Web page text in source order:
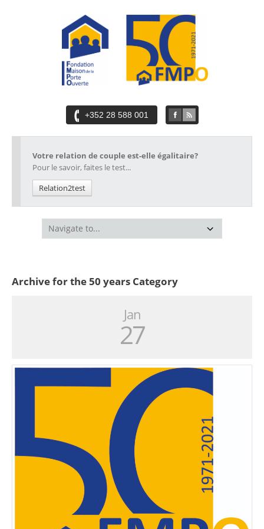
+352 28 588 001
Votre relation de couple est-elle égalitaire?
Pour le savoir, faites le test...
Relation2test
Archive for the 50 years Category
Jan
27